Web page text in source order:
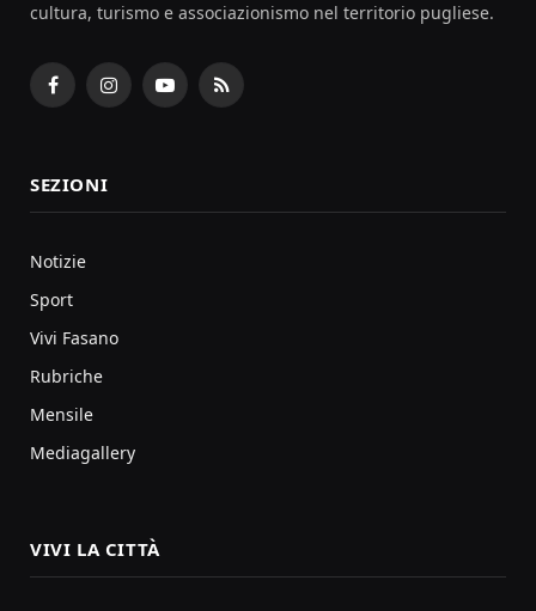
cultura, turismo e associazionismo nel territorio pugliese.
FacebookInstagramYouTubeRSS
SEZIONI
Notizie
Sport
Vivi Fasano
Rubriche
Mensile
Mediagallery
VIVI LA CITTÀ